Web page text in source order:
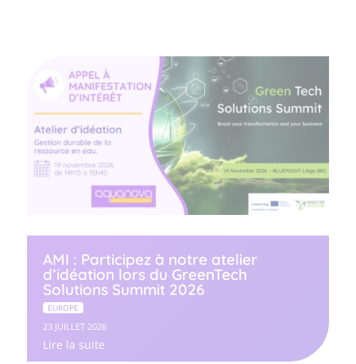
AMI : Participez à notre atelier
d’idéation lors du GreenTech
Solutions Summit 2026
EUROPE
23 JUILLET 2026
Lire la suite